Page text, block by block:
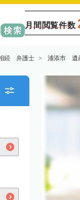
月間閲覧件数
続 弁護士 浦添市 遺